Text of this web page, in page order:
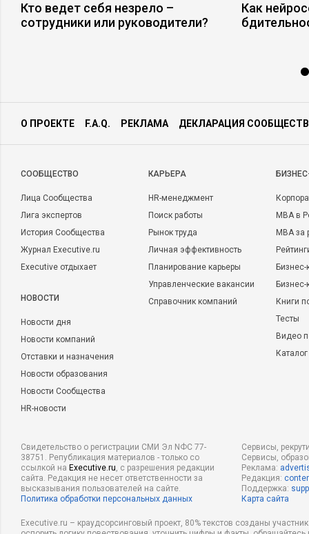
Кто ведет себя незрело –
сотрудники или руководители?
Как
О ПРОЕКТЕ F.A.Q. РЕКЛАМА ДЕКЛАРАЦИЯ
CООБЩЕСТВО
Лица Сообщества
Лига экспертов
История Сообщества
Журнал Executive.ru
Executive отдыхает
НОВОСТИ
Новости дня
Новости компаний
Отставки и назначения
Новости образования
Новости Сообщества
HR-новости
КАРЬЕРА
HR-менеджмент
Поиск работы
Рынок труда
Личная эффективность
Планирование карьеры
Управленческие вакансии
Справочник компаний
MBA в
MBA
Бизнес-
Книги
Тесты
Видео
Свидетельство о регистрации СМИ Эл NФС 77-
38751. Републикация материалов - только со
ссылкой на Executive.ru, с разрешения редакции
сайта. Редакция не несет ответственности за
высказывания пользователей на сайте.
Политика обработки персональных данных
Сервисы,
Сервисы,
Реклама:
Редакция:
Поддержка:
Карта сайта
Executive.ru – краудсорсинговый проект, 80% текстов созданы